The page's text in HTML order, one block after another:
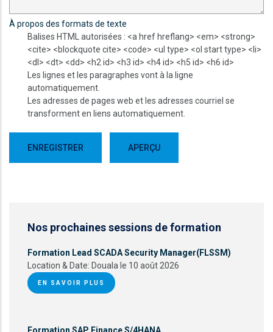
À propos des formats de texte
Balises HTML autorisées : <a href hreflang> <em> <strong>
<cite> <blockquote cite> <code> <ul type> <ol start type> <li>
<dl> <dt> <dd> <h2 id> <h3 id> <h4 id> <h5 id> <h6 id>
Les lignes et les paragraphes vont à la ligne
automatiquement.
Les adresses de pages web et les adresses courriel se
transforment en liens automatiquement.
Nos prochaines sessions de formation
Formation Lead SCADA Security Manager(FLSSM)
Location & Date: Douala le 10 août 2026
EN SAVOIR PLUS